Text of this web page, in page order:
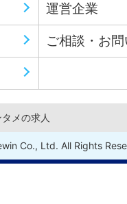
運営企業
ご相談・お
メの求人
Co., Ltd. All Rights